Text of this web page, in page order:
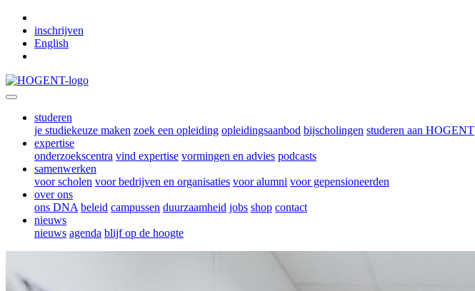
inschrijven
English
studeren
je studiekeuze maken zoek een opleiding opleidingsaanbod bijscholingen studeren aan HOGENT
expertise
onderzoekscentra vind expertise vormingen en advies podcasts
samenwerken
voor scholen voor bedrijven en organisaties voor alumni voor gepensioneerden
over ons
ons DNA beleid campussen duurzaamheid jobs shop contact
nieuws
nieuws agenda blijf op de hoogte